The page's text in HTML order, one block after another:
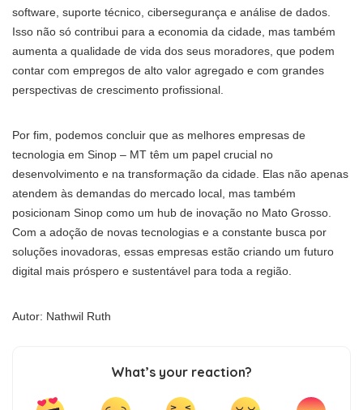
software, suporte técnico, cibersegurança e análise de dados.
Isso não só contribui para a economia da cidade, mas também
aumenta a qualidade de vida dos seus moradores, que podem
contar com empregos de alto valor agregado e com grandes
perspectivas de crescimento profissional.
Por fim, podemos concluir que as melhores empresas de
tecnologia em Sinop – MT têm um papel crucial no
desenvolvimento e na transformação da cidade. Elas não apenas
atendem às demandas do mercado local, mas também
posicionam Sinop como um hub de inovação no Mato Grosso.
Com a adoção de novas tecnologias e a constante busca por
soluções inovadoras, essas empresas estão criando um futuro
digital mais próspero e sustentável para toda a região.
Autor: Nathwil Ruth
What’s your reaction?